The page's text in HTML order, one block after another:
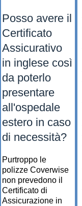
Posso avere il
Certificato
Assicurativo
in inglese così
da poterlo
presentare
all'ospedale
estero in caso
di necessità?
Purtroppo le
polizze Coverwise
non prevedono il
Certificato di
Assicurazione in